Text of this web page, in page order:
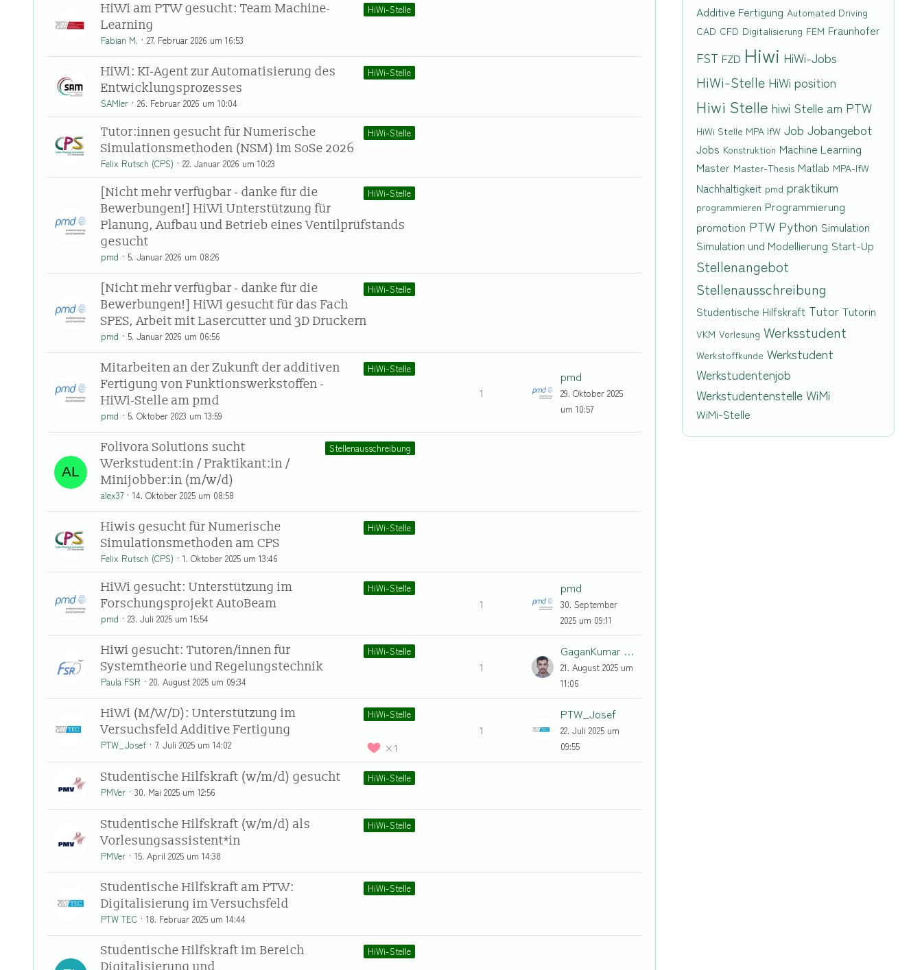
HiWi-Stelle
HiWi am PTW gesucht: Team Machine-
Learning
Fabian M. 27. Februar 2026 um 16:53
HiWi-Stelle
HiWi: KI-Agent zur Automatisierung des
Entwicklungsprozesses
SAMler 26. Februar 2026 um 10:04
HiWi-Stelle
Tutor:innen gesucht für Numerische
Simulationsmethoden (NSM) im SoSe 2026
Felix Rutsch (CPS) 22. Januar 2026 um 10:23
HiWi-Stelle
[Nicht mehr verfügbar - danke für die
Bewerbungen!] HiWi Unterstützung für
Planung, Aufbau und Betrieb eines Ventilprüfstands
gesucht
pmd 5. Januar 2026 um 08:26
HiWi-Stelle
[Nicht mehr verfügbar - danke für die
Bewerbungen!] HiWi gesucht für das Fach
SPES, Arbeit mit Lasercutter und 3D Druckern
pmd 5. Januar 2026 um 06:56
HiWi-Stelle
Mitarbeiten an der Zukunft der additiven
Fertigung von Funktionswerkstoffen -
HiWi-Stelle am pmd
pmd 5. Oktober 2023 um 13:59
1
pmd
29. Oktober 2025
um 10:57
Stellenausschreibung
Folivora Solutions sucht
Werkstudent:in / Praktikant:in /
Minijobber:in (m/w/d)
alex37 14. Oktober 2025 um 08:58
HiWi-Stelle
Hiwis gesucht für Numerische
Simulationsmethoden am CPS
Felix Rutsch (CPS) 1. Oktober 2025 um 13:46
HiWi-Stelle
HiWi gesucht: Unterstützung im
Forschungsprojekt AutoBeam
pmd 23. Juli 2025 um 15:54
1
pmd
30. September
2025 um 09:11
HiWi-Stelle
Hiwi gesucht: Tutoren/innen für
Systemtheorie und Regelungstechnik
Paula FSR 20. August 2025 um 09:34
1
GaganKumar N K
21. August 2025 um
11:06
HiWi-Stelle
HiWi (M/W/D): Unterstützung im
Versuchsfeld Additive Fertigung
1
PTW_Josef 7. Juli 2025 um 14:02
1
PTW_Josef
22. Juli 2025 um
09:55
HiWi-Stelle
Studentische Hilfskraft (w/m/d) gesucht
PMVer 30. Mai 2025 um 12:56
HiWi-Stelle
Studentische Hilfskraft (w/m/d) als
Vorlesungsassistent*in
PMVer 15. April 2025 um 14:38
HiWi-Stelle
Studentische Hilfskraft am PTW:
Digitalisierung im Versuchsfeld
PTW TEC 18. Februar 2025 um 14:44
HiWi-Stelle
Studentische Hilfskraft im Bereich
Digitalisierung und
Additive Fertigung Automated Driving
CAD CFD Digitalisierung FEM Fraunhofer
FST FZD Hiwi HiWi-Jobs
HiWi-Stelle HiWi position
Hiwi Stelle hiwi Stelle am PTW
HiWi Stelle MPA IfW Job Jobangebot
Jobs Konstruktion Machine Learning
Master Master-Thesis Matlab MPA-IfW
Nachhaltigkeit pmd praktikum
programmieren Programmierung
promotion PTW Python Simulation
Simulation und Modellierung Start-Up
Stellenangebot
Stellenausschreibung
Studentische Hilfskraft Tutor Tutorin
VKM Vorlesung Werksstudent
Werkstoffkunde Werkstudent
Werkstudentenjob
WerkstudentenstelleWiMi
WiMi-Stelle